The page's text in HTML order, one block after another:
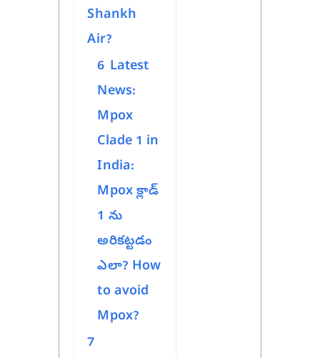
Shankh
Air?
6 Latest
News:
Mpox
Clade 1 in
India:
Mpox క్లాడ్
1 ను
అరికట్టడం
ఎలా? How
to avoid
Mpox?
7